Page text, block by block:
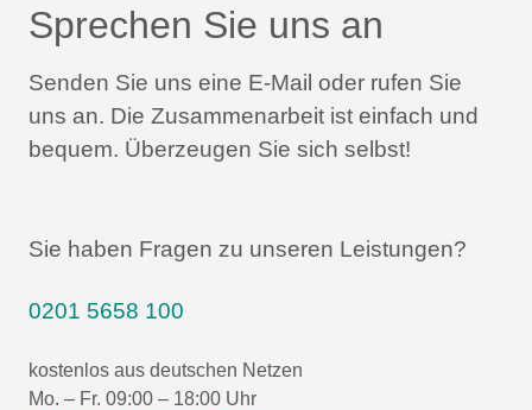
Sprechen Sie uns an
Senden Sie uns eine E-Mail oder rufen Sie
uns an. Die Zusammenarbeit ist einfach und
bequem. Überzeugen Sie sich selbst!
Sie haben Fragen zu unseren Leistungen?
0201 5658 100
kostenlos aus deutschen Netzen
Mo. – Fr. 09:00 – 18:00 Uhr